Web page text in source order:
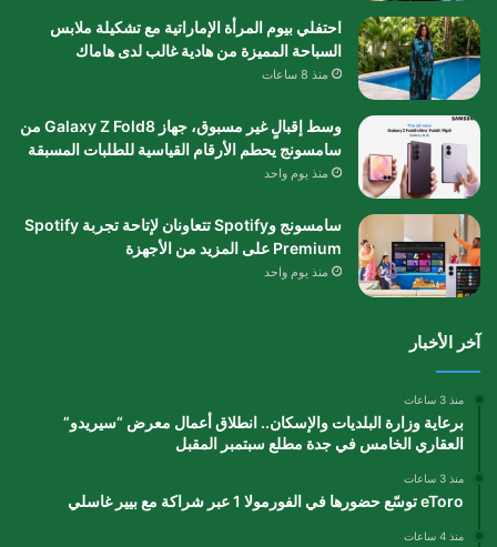
احتفلي بيوم المرأة الإماراتية مع تشكيلة ملابس
السباحة المميزة من هادية غالب لدى هاماك
منذ 8 ساعات
وسط إقبالٍ غير مسبوق، جهاز Galaxy Z Fold8 من
سامسونج يحطم الأرقام القياسية للطلبات المسبقة
منذ يوم واحد
سامسونج وSpotify تتعاونان لإتاحة تجربة Spotify
Premium على المزيد من الأجهزة
منذ يوم واحد
آخر الأخبار
منذ 3 ساعات
برعاية وزارة البلديات والإسكان.. انطلاق أعمال معرض “سيريدو”
العقاري الخامس في جدة مطلع سبتمبر المقبل
منذ 3 ساعات
eToro توسّع حضورها في الفورمولا 1 عبر شراكة مع بيير غاسلي
منذ 4 ساعات